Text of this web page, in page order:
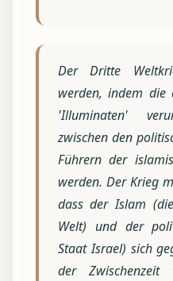
Der Dritte
werden, indem die
'Illuminaten'
zwischen den
Führern der
werden. Der Krieg
dass der Islam
Welt) und der
Staat Israel) sich
der Zwischenzeit